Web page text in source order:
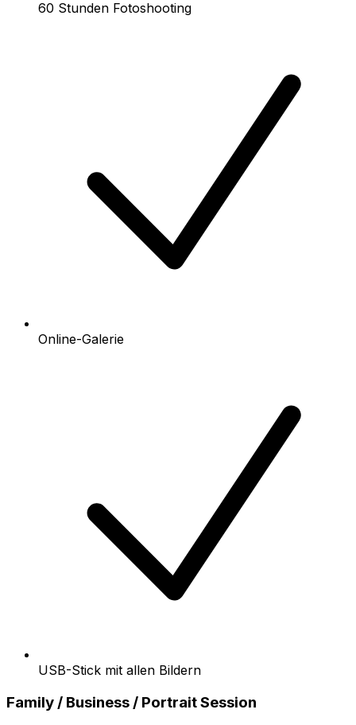
60 Stunden Fotoshooting
Online-Galerie
USB-Stick mit allen Bildern
Family / Business / Portrait Session